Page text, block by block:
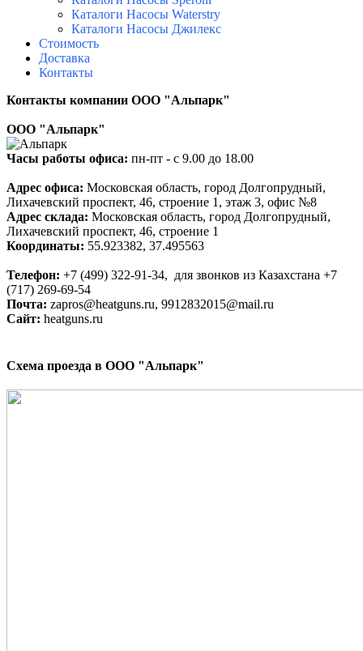
Каталоги Насосы Waterstry
Каталоги Насосы Джилекс
Стоимость
Доставка
Контакты
Контакты компании ООО "Альпарк"
ООО "Альпарк"
Часы работы офиса: пн-пт - с 9.00 до 18.00
Адрес офиса: Московская область, город Долгопрудный,
Лихачевский проспект, 46, строение 1, этаж 3, офис №8
Адрес склада: Московская область, город Долгопрудный,
Лихачевский проспект, 46, строение 1
Координаты: 55.923382, 37.495563
Телефон: +7 (499) 322-91-34, для звонков из Казахстана +7
(717) 269-69-54
Почта: zapros@heatguns.ru, 9912832015@mail.ru
Сайт: heatguns.ru
Схема проезда в ООО "Альпарк"